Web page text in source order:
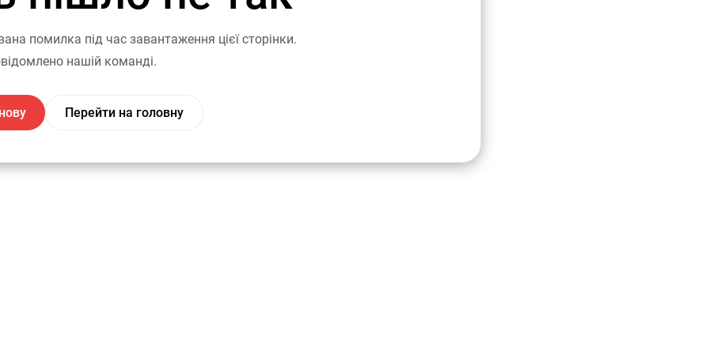
помилка під час завантаження цієї сторінки.
нашій команді.
Перейти на головну